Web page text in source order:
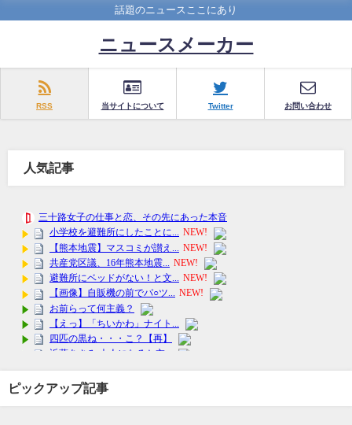
話題のニュースここにあり
ニュースメーカー
RSS 当サイトについて Twitter お問い合わせ
人気記事
ピックアップ記事